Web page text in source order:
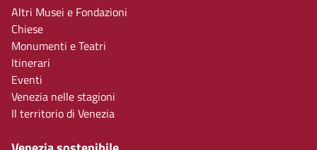
Altri Musei e Fondazioni
Chiese
Monumenti e Teatri
Itinerari
Eventi
Venezia nelle stagioni
Il territorio di Venezia